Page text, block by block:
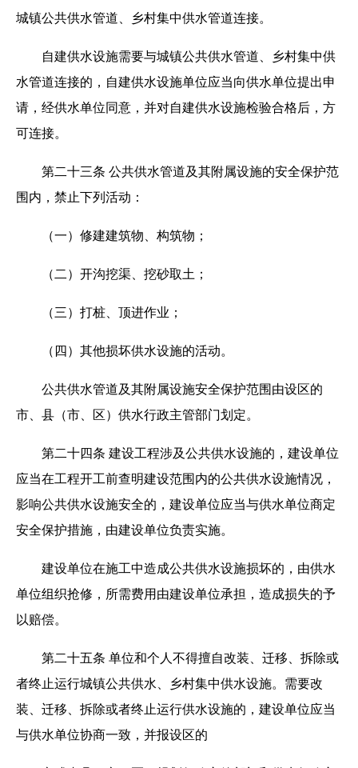
城镇公共供水管道、乡村集中供水管道连接。
自建供水设施需要与城镇公共供水管道、乡村集中供
水管道连接的，自建供水设施单位应当向供水单位提出申
请，经供水单位同意，并对自建供水设施检验合格后，方
可连接。
第二十三条 公共供水管道及其附属设施的安全保护范
围内，禁止下列活动：
（一）修建建筑物、构筑物；
（二）开沟挖渠、挖砂取土；
（三）打桩、顶进作业；
（四）其他损坏供水设施的活动。
公共供水管道及其附属设施安全保护范围由设区的
市、县（市、区）供水行政主管部门划定。
第二十四条 建设工程涉及公共供水设施的，建设单位
应当在工程开工前查明建设范围内的公共供水设施情况，
影响公共供水设施安全的，建设单位应当与供水单位商定
安全保护措施，由建设单位负责实施。
建设单位在施工中造成公共供水设施损坏的，由供水
单位组织抢修，所需费用由建设单位承担，造成损失的予
以赔偿。
第二十五条 单位和个人不得擅自改装、迁移、拆除或
者终止运行城镇公共供水、乡村集中供水设施。需要改
装、迁移、拆除或者终止运行供水设施的，建设单位应当
与供水单位协商一致，并报设区的